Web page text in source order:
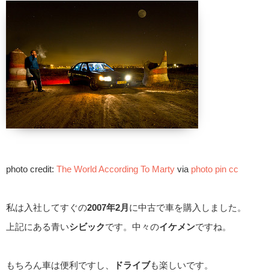
photo credit: The World According To Marty via photo pin cc
私は入社してすぐの2007年2月 に中古で車を購入しました。
上記にある青いシビックです。中々のイケメンですね。
もちろん車は便利ですし、 ドライブも楽しいです。